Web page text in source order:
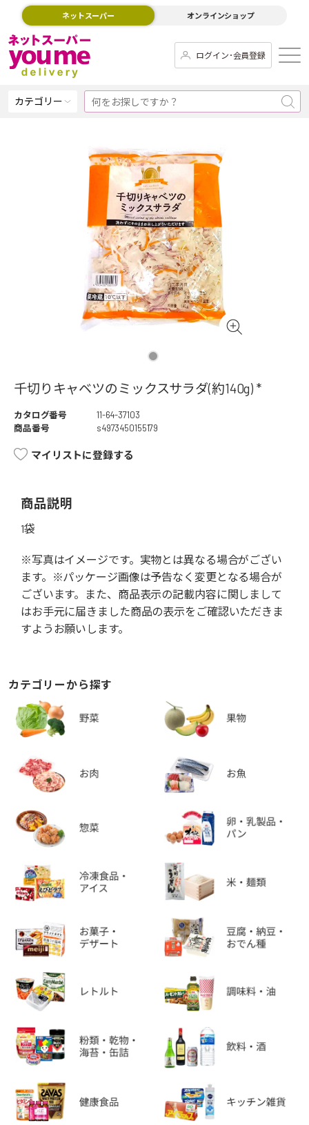
ネットスーパー オンラインショップ
ログイン･会員登録
カテゴリー
千切りキャベツのミックスサラダ(約140g) *
カタログ番号
11-64-37103
商品番号
s4973450155179
マイリストに登録する
商品説明
1袋
※写真はイメージです。実物とは異なる場合がござい
ます。※パッケージ画像は予告なく変更となる場合が
ございます。また、商品表示の記載内容に関しまして
はお手元に届きました商品の表示をご確認いただきま
すようお願いします。
カテゴリーから探す